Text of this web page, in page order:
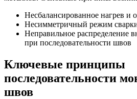
Несбалансированное нагрев и
Несимметричный режим
Неправильное распределение
при последовательности швов
Ключевые принципы
последовательности
швов